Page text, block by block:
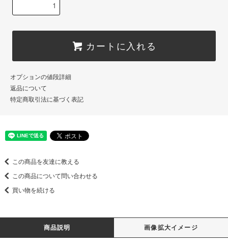
カートに入れる
オプションの値段詳細
返品について
特定商取引法に基づく表記
この商品を友達に教える
この商品について問い合わせる
買い物を続ける
商品説明 画像拡大イメージ